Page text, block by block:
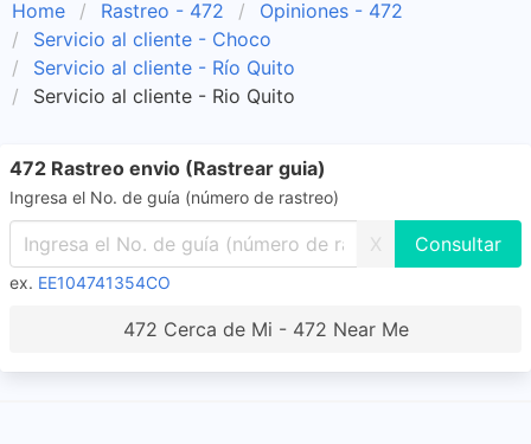
Home Rastreo - 472
Opiniones - 472
Servicio al cliente - Choco
Servicio al cliente - Río Quito
Servicio al cliente - Rio Quito
472 Rastreo envio (Rastrear guia)
Ingresa el No. de guía (número de rastreo)
X
ex. EE104741354CO
472 Cerca de Mi - 472 Near Me